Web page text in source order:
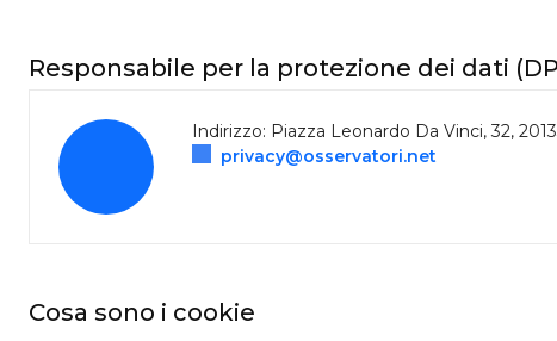
Responsabile per la protezione dei dati
Indirizzo: Piazza Leonardo Da Vinci, 32,
privacy@osservatori.net
Cosa sono i cookie